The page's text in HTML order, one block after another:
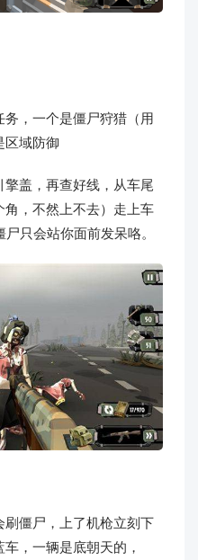
，一个是僵尸狩猎（用
区域防御
盖，再查好线，从车尾
角，不然上不去）走上车
只会站你面前发呆咯。
僵尸，上了机枪立刻下
，一辆是底朝天的，